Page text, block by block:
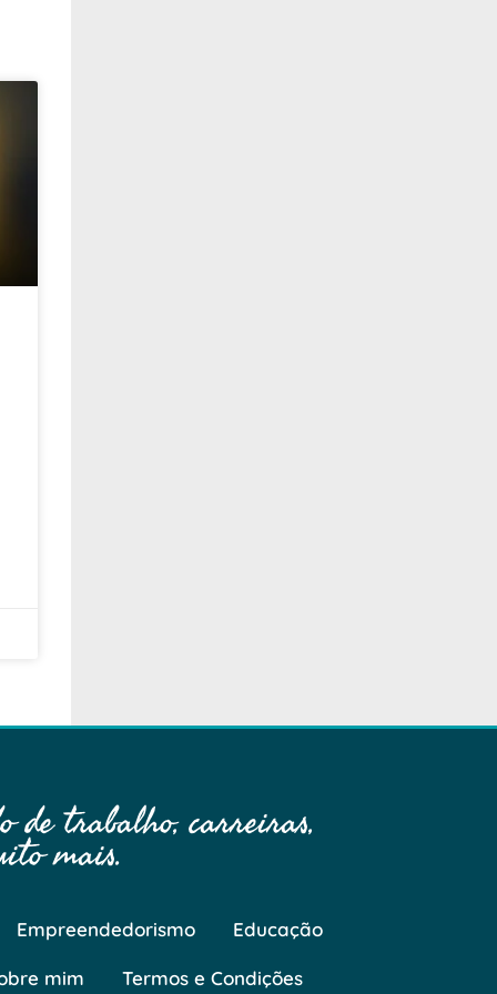
de trabalho, carreiras,
mais.
Empreendedorismo Educação
mim Termos e Condições